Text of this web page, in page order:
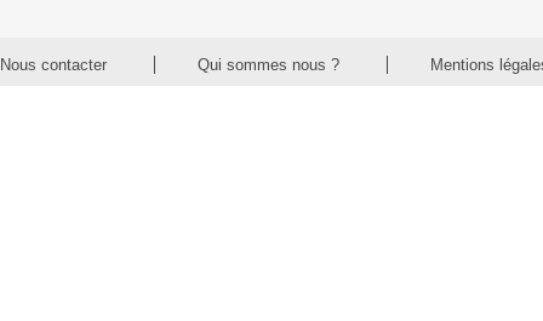
Nous contacter Qui sommes nous ? Mentions